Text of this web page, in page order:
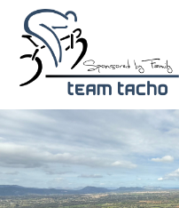
Inhalt
springen